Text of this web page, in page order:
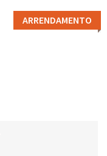
ARRENDAMENTO